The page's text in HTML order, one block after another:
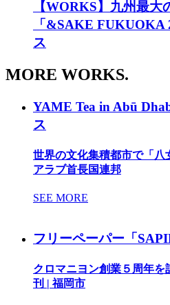
【WORKS】九州最大
「&SAKE FUKUOKA
ス
MORE WORKS.
YAME Tea in Abū
ス
世界の文化集積都市で「
アラブ首長国連邦
SEE MORE
フリーペーパー「
クロマニヨン創業５周年
刊 | 福岡市